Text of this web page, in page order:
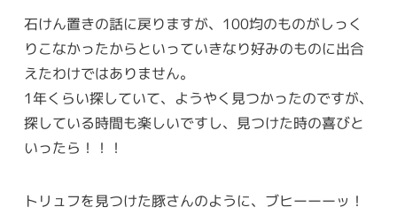
石けん置きの話に戻りますが、100均のものがしっく
りこなかったからといっていきなり好みのものに出合
えたわけではありません。
1年くらい探していて、ようやく見つかったのですが、
探している時間も楽しいですし、見つけた時の喜びと
いったら！！！
トリュフを見つけた豚さんのように、ブヒーーーッ！